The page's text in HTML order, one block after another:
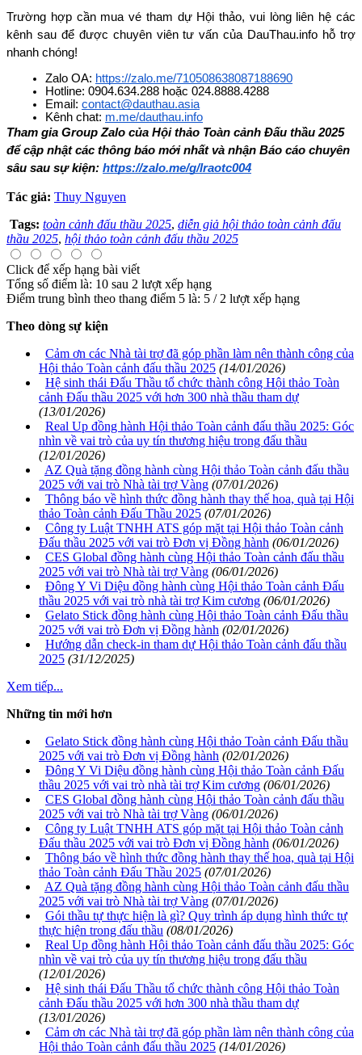
Trường hợp cần mua vé tham dự Hội thảo, vui lòng liên hệ các
kênh sau để được chuyên viên tư vấn của DauThau.info hỗ trợ
nhanh chóng!
Zalo OA: https://zalo.me/710508638087188690
Hotline: 0904.634.288 hoặc 024.8888.4288
Email: contact@dauthau.asia
Kênh chat: m.me/dauthau.info
Tham gia Group Zalo của Hội thảo Toàn cảnh Đấu thầu 2025
để cập nhật các thông báo mới nhất và nhận Báo cáo chuyên
sâu sau sự kiện: https://zalo.me/g/lraotc004
Tác giả: Thuy Nguyen
Tags: toàn cảnh đấu thầu 2025, diễn giả hội thảo toàn cảnh đấu
thầu 2025, hội thảo toàn cảnh đấu thầu 2025
Click để xếp hạng bài viết
Tổng số điểm là: 10 sau 2 lượt xếp hạng
Điểm trung bình theo thang điểm 5 là: 5 /2 lượt xếp hạng
Theo dòng sự kiện
Cảm ơn các Nhà tài trợ đã góp phần làm nên thành công của
Hội thảo Toàn cảnh đấu thầu 2025 (14/01/2026)
Hệ sinh thái Đấu Thầu tổ chức thành công Hội thảo Toàn
cảnh Đấu thầu 2025 với hơn 300 nhà thầu tham dự
(13/01/2026)
Real Up đồng hành Hội thảo Toàn cảnh đấu thầu 2025: Góc
nhìn về vai trò của uy tín thương hiệu trong đấu thầu
(12/01/2026)
AZ Quà tặng đồng hành cùng Hội thảo Toàn cảnh đấu thầu
2025 với vai trò Nhà tài trợ Vàng (07/01/2026)
Thông báo về hình thức đồng hành thay thế hoa, quà tại Hội
thảo Toàn cảnh Đấu Thầu 2025 (07/01/2026)
Công ty Luật TNHH ATS góp mặt tại Hội thảo Toàn cảnh
Đấu thầu 2025 với vai trò Đơn vị Đồng hành (06/01/2026)
CES Global đồng hành cùng Hội thảo Toàn cảnh đấu thầu
2025 với vai trò Nhà tài trợ Vàng (06/01/2026)
Đông Y Vi Diệu đồng hành cùng Hội thảo Toàn cảnh Đấu
thầu 2025 với vai trò nhà tài trợ Kim cương (06/01/2026)
Gelato Stick đồng hành cùng Hội thảo Toàn cảnh Đấu thầu
2025 với vai trò Đơn vị Đồng hành (02/01/2026)
Hướng dẫn check-in tham dự Hội thảo Toàn cảnh đấu thầu
2025 (31/12/2025)
Xem tiếp...
Những tin mới hơn
Gelato Stick đồng hành cùng Hội thảo Toàn cảnh Đấu thầu
2025 với vai trò Đơn vị Đồng hành (02/01/2026)
Đông Y Vi Diệu đồng hành cùng Hội thảo Toàn cảnh Đấu
thầu 2025 với vai trò nhà tài trợ Kim cương (06/01/2026)
CES Global đồng hành cùng Hội thảo Toàn cảnh đấu thầu
2025 với vai trò Nhà tài trợ Vàng (06/01/2026)
Công ty Luật TNHH ATS góp mặt tại Hội thảo Toàn cảnh
Đấu thầu 2025 với vai trò Đơn vị Đồng hành (06/01/2026)
Thông báo về hình thức đồng hành thay thế hoa, quà tại Hội
thảo Toàn cảnh Đấu Thầu 2025 (07/01/2026)
AZ Quà tặng đồng hành cùng Hội thảo Toàn cảnh đấu thầu
2025 với vai trò Nhà tài trợ Vàng (07/01/2026)
Gói thầu tự thực hiện là gì? Quy trình áp dụng hình thức tự
thực hiện trong đấu thầu (08/01/2026)
Real Up đồng hành Hội thảo Toàn cảnh đấu thầu 2025: Góc
nhìn về vai trò của uy tín thương hiệu trong đấu thầu
(12/01/2026)
Hệ sinh thái Đấu Thầu tổ chức thành công Hội thảo Toàn
cảnh Đấu thầu 2025 với hơn 300 nhà thầu tham dự
(13/01/2026)
Cảm ơn các Nhà tài trợ đã góp phần làm nên thành công của
Hội thảo Toàn cảnh đấu thầu 2025 (14/01/2026)